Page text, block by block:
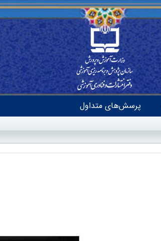
پرسش‌های متداول